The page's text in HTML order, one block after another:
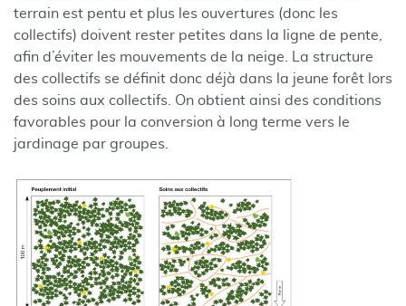
terrain est pentu et plus les ouvertures (donc les
collectifs) doivent rester petites dans la ligne de pente,
afin d’éviter les mouvements de la neige. La structure
des collectifs se définit donc déjà dans la jeune forêt lors
des soins aux collectifs. On obtient ainsi des conditions
favorables pour la conversion à long terme vers le
jardinage par groupes.